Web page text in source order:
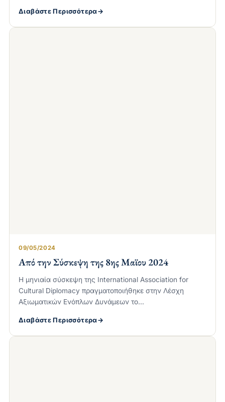
Διαβάστε Περισσότερα
09/05/2024
Από την Σύσκεψη της 8ης Μαϊου 2024
Η μηνιαία σύσκεψη της International Association for
Cultural Diplomacy πραγματοποιήθηκε στην Λέσχη
Αξιωματικών Ενόπλων Δυνάμεων το…
Διαβάστε Περισσότερα